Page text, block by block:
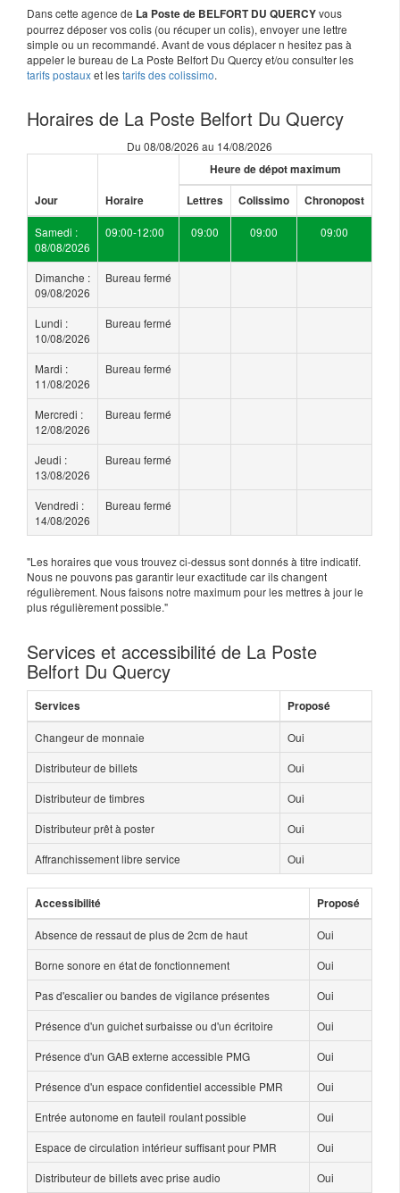
Dans cette agence de La Poste de BELFORT DU QUERCYvous
pourrez déposer vos colis (ou récuper un colis), envoyer une lettre
simple ou un recommandé. Avant de vous déplacer n hesitez pas à
appeler le bureau de La Poste Belfort Du Quercy et/ou consulter les
tarifs postauxet lestarifs des colissimo.
Horaires de La Poste Belfort Du Quercy
Du 08/08/2026 au 14/08/2026
Jour Horaire
Heure de dépot maximum
Lettres Colissimo Chronopost
Samedi :
08/08/2026
09:00-12:00 09:00 09:00 09:00
Dimanche :
09/08/2026
Bureau fermé
Lundi :
10/08/2026
Bureau fermé
Mardi :
11/08/2026
Bureau fermé
Mercredi :
12/08/2026
Bureau fermé
Jeudi :
13/08/2026
Bureau fermé
Vendredi :
14/08/2026
Bureau fermé
"Les horaires que vous trouvez ci-dessus sont donnés à titre indicatif.
Nous ne pouvons pas garantir leur exactitude car ils changent
régulièrement. Nous faisons notre maximum pour les mettres à jour le
plus régulièrement possible."
Services et accessibilité de La Poste
Belfort Du Quercy
Services Proposé
Changeur de monnaie
Oui
Distributeur de billets
Oui
Distributeur de timbres
Oui
Distributeur prêt à poster
Oui
Affranchissement libre service
Oui
Accessibilité Proposé
Absence de ressaut de plus de 2cm de haut
Oui
Borne sonore en état de fonctionnement
Oui
Pas d'escalier ou bandes de vigilance présentes
Oui
Présence d'un guichet surbaisse ou d'un écritoire
Oui
Présence d'un GAB externe accessible PMG
Oui
Présence d'un espace confidentiel accessible PMR
Oui
Entrée autonome en fauteil roulant possible
Oui
Espace de circulation intérieur suffisant pour PMR
Oui
Distributeur de billets avec prise audio
Oui